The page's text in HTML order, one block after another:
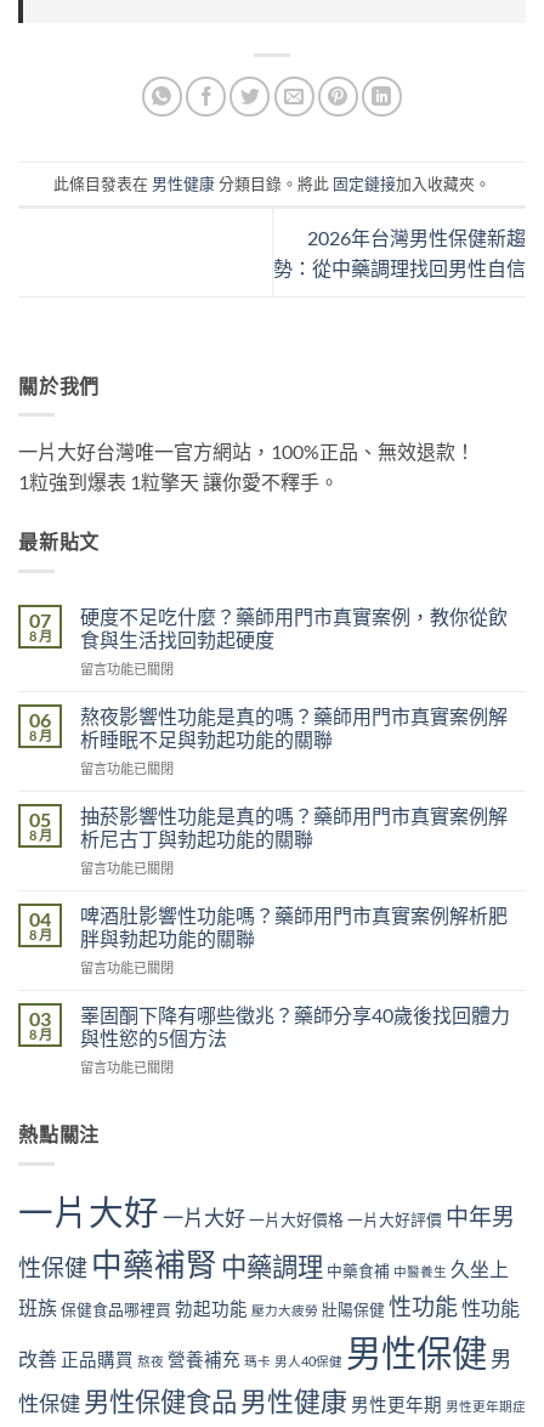
此條目發表在 男性健康分類目錄。將此 固定鏈接加入收藏夾。
2026年台灣男性保健新趨
勢：從中藥調理找回男性自信
關於我們
一片大好台灣唯一官方網站，100%正品、無效退款！
1粒強到爆表 1粒擎天 讓你愛不釋手。
最新貼文
07
8 月
硬度不足吃什麼？藥師用門市真實案例，教你從飲
食與生活找回勃起硬度
在
度
不
足
吃
麼？
藥
師
用
市
真
案
教
你
從
與
生
回
勃
硬
中
留言功能已關閉
06
8 月
熬夜影響性功能是真的嗎？藥師用門市真實案例解
析睡眠不足與勃起功能的關聯
在
夜
影
響
性
能
是
真
的
藥
師
門
實
析
眠
不
足
起
功
能
留言功能已關閉
05
8 月
抽菸影響性功能是真的嗎？藥師用門市真實案例解
析尼古丁與勃起功能的關聯
在
菸
影
響
性
能
是
真
的
師
真
案
例
解
析
古
與
留言功能已關閉
04
8 月
啤酒肚影響性功能嗎？藥師用門市真實案例解析肥
胖與勃起功能的關聯
在
酒
肚
影
響
能
用
門
市
真
案
解
肥
胖
留言功能已關閉
03
8 月
睪固酮下降有哪些徵兆？藥師分享40歲後找回體力
與性慾的5個方法
在
酮
下
哪
些
兆？
師
享
歲
後
留言功能已關閉
熱點關注
一片大好一片大好一片大好價格一片大好評價 中年男
性保健 中藥補腎 中藥調理 中藥食補 中醫養生 久坐上
班族保健食品哪裡買 勃起功能 壓力大疲勞 壯陽保健性功能 性功能
改善 正品購買 熬夜 營養補充 瑪卡 男人40保健 男性保健男
性保健男性保健食品男性健康 男性更年期 男性更年期症